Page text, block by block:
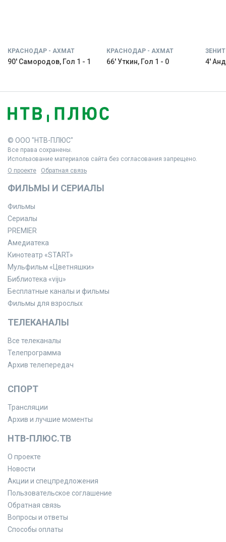
КРАСНОДАР - АХМАТ
90' Самородов, Гол 1 - 1
КРАСНОДАР - АХМАТ
66' Уткин, Гол 1 - 0 4'
© ООО "НТВ-ПЛЮС"
Все права сохранены.
Использование материалов сайта без согласования запрещено.
О проекте
Обратная связь
ФИЛЬМЫ И СЕРИАЛЫ
Фильмы
Сериалы
PREMIER
Амедиатека
Кинотеатр «START»
Мульфильм «Цветняшки»
Библиотека «viju»
Бесплатные каналы и фильмы
Фильмы для взрослых
ТЕЛЕКАНАЛЫ
Все телеканалы
Телепрограмма
Архив телепередач
СПОРТ
Трансляции
Архив и лучшие моменты
НТВ-ПЛЮС.ТВ
О проекте
Новости
Акции и спецпредложения
Пользовательское соглашение
Обратная связь
Вопросы и ответы
Способы оплаты